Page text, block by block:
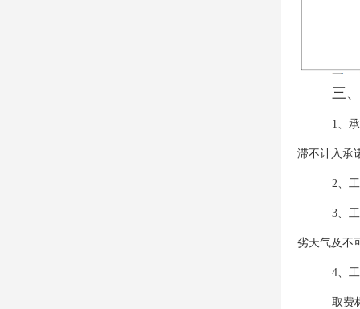
三
1、
滞不计入承
2、
3、
劣天气及不
4、
取费